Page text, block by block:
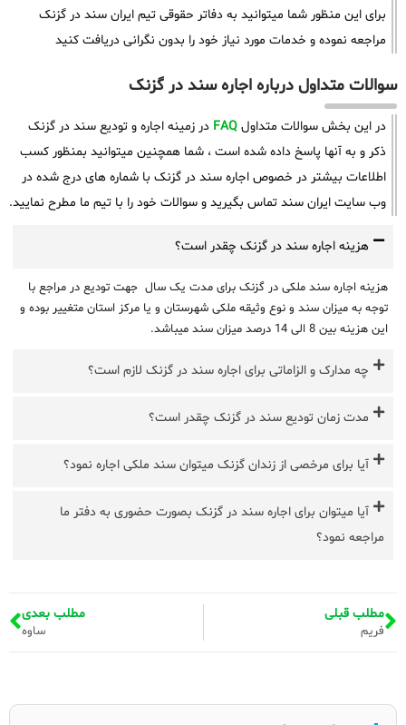
برای این منظور شما میتوانید به دفاتر حقوقی تیم ایران سند در گزنک
مراجعه نموده و خدمات مورد نیاز خود را بدون نگرانی دریافت کنید
سوالات متداول درباره اجاره سند در گزنک
در این بخش سوالات متداول FAQ در زمینه اجاره و تودیع سند در گزنک
ذکر و به آنها پاسخ داده شده است ، شما همچنین میتوانید بمنظور کسب
اطلاعات بیشتر در خصوص اجاره سند در گزنک با شماره های درج شده در
وب سایت ایران سند تماس بگیرید و سوالات خود را با تیم ما مطرح نمایید.
هزینه اجاره سند در گزنک چقدر است؟
هزینه اجاره سند ملکی در گزنک برای مدت یک سال جهت تودیع در مراجع با
توجه به میزان سند و نوع وثیقه ملکی شهرستان و یا مرکز استان متغییر بوده و
این هزینه بین 8 الی 14 درصد میزان سند میباشد.
چه مدارک و الزاماتی برای اجاره سند در گزنک لازم است؟
مدت زمان تودیع سند در گزنک چقدر است؟
آیا برای مرخصی از زندان گزنک میتوان سند ملکی اجاره نمود؟
آیا میتوان برای اجاره سند در گزنک بصورت حضوری به دفتر ما
مراجعه نمود؟
مطلب قبلی
فریم
مطلب بعدی
ساوه